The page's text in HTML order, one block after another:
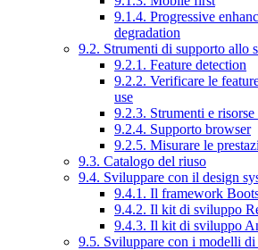
9.1.4. Progressive
degradation
9.2. Strumenti di supporto allo
9.2.1. Feature detection
9.2.2. Verificare le
use
9.2.3. Strumenti e
9.2.4. Supporto browser
9.2.5. Misurare le
9.3. Catalogo del riuso
9.4. Sviluppare con il design
9.4.1. Il framework
9.4.2. Il kit di sviluppo
9.4.3. Il kit di sviluppo
9.5. Sviluppare con i modelli di